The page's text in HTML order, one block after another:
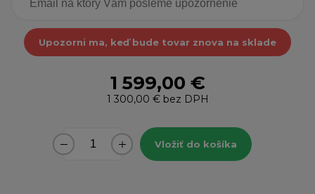
Upozorni ma, keď bude tovar znova na sklade
1 599,00 €
1 300,00 €bez DPH
Vložiť do košíka